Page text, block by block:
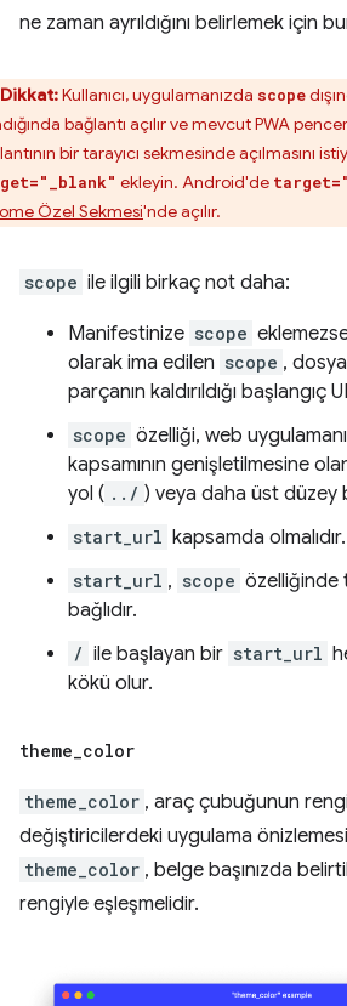
ne zaman ayrıldığını belirlemek için
Dikkat:Kullanıcı, uygulamanızda scope
bağlantı açılır ve mevcut PWA
bir tarayıcı sekmesinde açılmasını
ekleyin. Android'de
Özel Sekmesi'nde açılır.
scope ile ilgili birkaç not daha:
Manifestinize scope
olarak ima edilen scope ,
parçanın kaldırıldığı başlangıç
scope özelliği, web
kapsamının genişletilmesine
yol ( ../ ) veya daha üst düzey
start_url kapsamda olmalıdır.
start_url , scope özelliğinde
bağlıdır.
/ ile başlayan bir start_url
kökü olur.
theme_color
theme_color , araç çubuğunun
değiştiricilerdeki uygulama
theme_color , belge başınızda
rengiyle eşleşmelidir.